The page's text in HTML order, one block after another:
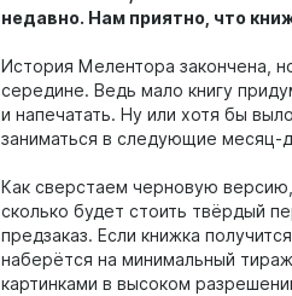
недавно. Нам приятно, что
История Мелентора закончена,
середине. Ведь мало книгу
и напечатать. Ну или хотя бы
заниматься в следующие месяц-
Как сверстаем черновую версию,
сколько будет стоить твёрдый
предзаказ. Если книжка
наберётся на минимальный
картинками в высоком